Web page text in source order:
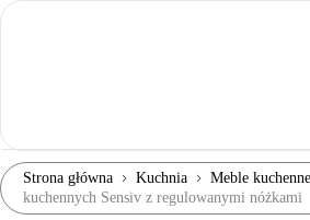
Strona główna Kuchnia Meble kuchenne
kuchennych Sensiv z regulowanymi nóżkami